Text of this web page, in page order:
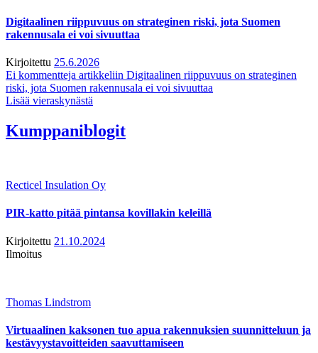
Digitaalinen riippuvuus on strateginen riski, jota Suomen
rakennusala ei voi sivuuttaa
Kirjoitettu 25.6.2026
Ei kommentteja artikkeliin Digitaalinen riippuvuus on strateginen
riski, jota Suomen rakennusala ei voi sivuuttaa
Lisää vieraskynästä
Kumppaniblogit
Recticel Insulation Oy
PIR-katto pitää pintansa kovillakin keleillä
Kirjoitettu 21.10.2024
Ilmoitus
Thomas Lindstrom
Virtuaalinen kaksonen tuo apua rakennuksien suunnitteluun ja
kestävyystavoitteiden saavuttamiseen